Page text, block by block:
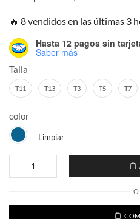
🔥 8 vendidos en las últimas 3
Hasta 12 pagos sin
Saber más
Talla
T11 T13 T3 T5 T7
color
Limpiar
Jeans
Back
O